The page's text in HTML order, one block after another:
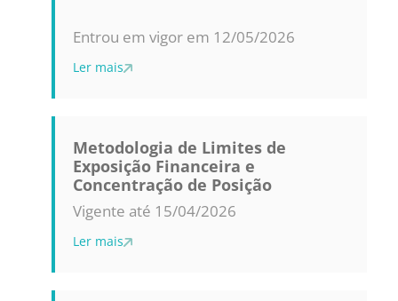
Entrou em vigor em 12/05/2026
Ler mais
Metodologia de Limites de
Exposição Financeira e
Concentração de Posição
Vigente até 15/04/2026
Ler mais